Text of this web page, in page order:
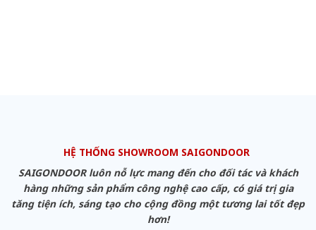
HỆ THỐNG SHOWROOM SAIGONDOOR
SAIGONDOOR luôn nỗ lực mang đến cho đối tác và khách
hàng những sản phẩm công nghệ cao cấp, có giá trị gia
tăng tiện ích, sáng tạo cho cộng đồng một tương lai tốt đẹp
hơn!